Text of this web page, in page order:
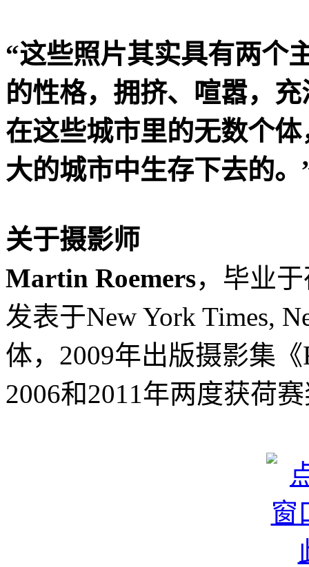
“这些照片其实具有两个
的性格，拥挤、喧嚣，
在这些城市里的无数个
大的城市中生存下去的。
关于摄影师
Martin Roemers，毕业
发表于New York Times,
体，2009年出版摄影集《
2006和2011年两度获荷